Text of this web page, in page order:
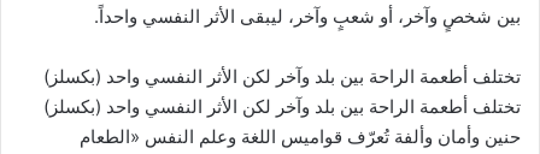
بين شخصٍ وآخر، أو شعبٍ وآخر، ليبقى الأثر النفسي واحداً.
تختلف أطعمة الراحة بين بلد وآخر لكن الأثر النفسي واحد (بكسلز)
تختلف أطعمة الراحة بين بلد وآخر لكن الأثر النفسي واحد (بكسلز)
حنين وأمان وألفة تُعرّف قواميس اللغة وعلم النفس «الطعام